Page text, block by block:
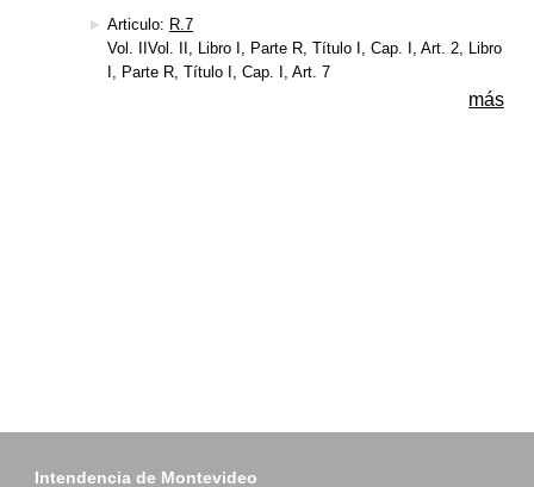
Articulo: R.7
Vol. IIVol. II, Libro I, Parte R, Título I, Cap. I, Art. 2, Libro
I, Parte R, Título I, Cap. I, Art. 7
más
Intendencia de Montevideo